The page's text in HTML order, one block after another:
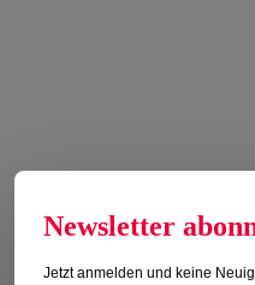
Newsletter
Jetzt anmelden und keine